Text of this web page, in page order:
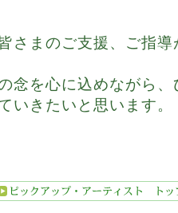
さまのご支援、ご指
念を心に込めながら
いきたいと思います。